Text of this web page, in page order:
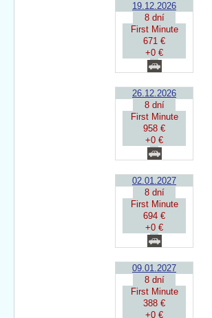
19.12.2026
8 dní
First Minute
671 €
+0 €
26.12.2026
8 dní
First Minute
958 €
+0 €
02.01.2027
8 dní
First Minute
694 €
+0 €
09.01.2027
8 dní
First Minute
388 €
+0 €